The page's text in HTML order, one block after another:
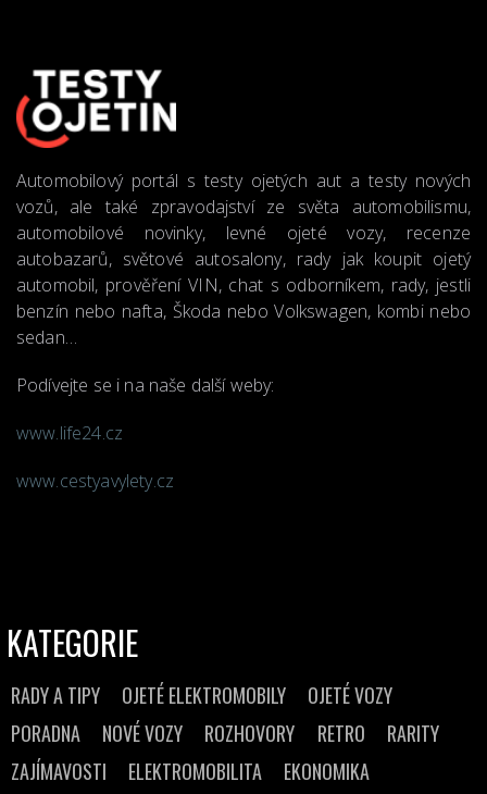
Automobilový portál s testy ojetých aut a testy nových
vozů, ale také zpravodajství ze světa automobilismu,
automobilové novinky, levné ojeté vozy, recenze
autobazarů, světové autosalony, rady jak koupit ojetý
automobil, prověření VIN, chat s odborníkem, rady, jestli
benzín nebo nafta, Škoda nebo Volkswagen, kombi nebo
sedan…
Podívejte se i na naše další weby:
www.life24.cz
www.cestyavylety.cz
KATEGORIE
RADY A TIPY OJETÉ ELEKTROMOBILY
OJETÉ VOZY
PORADNA
NOVÉ VOZY ROZHOVORY RETRO
RARITY
ZAJÍMAVOSTI
ELEKTROMOBILITA
EKONOMIKA